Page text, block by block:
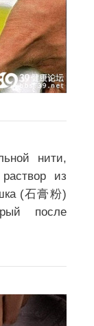
нити,
из
(石膏粉)
после